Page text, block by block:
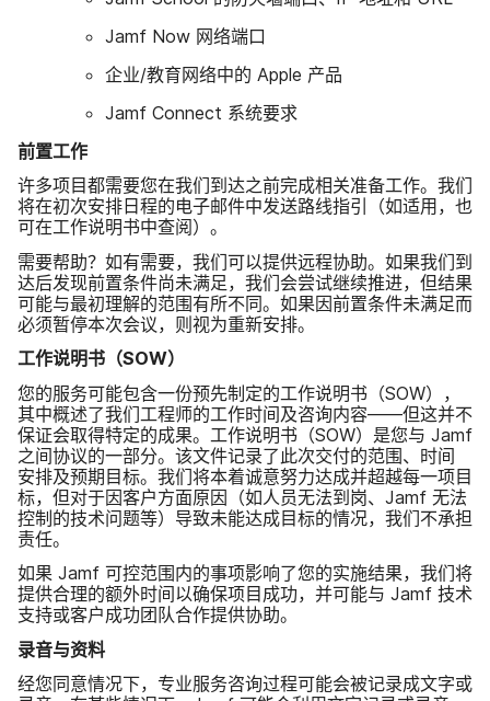
Jamf Now 网络​端口
企业​/​教育​网络​中​的 Apple 产品
Jamf Connect 系统​要求
前置​工作
许多​项目​都​需要​您​在​我们​到​达​之前​完成​相关​准备​工作。​我们​
将​在​初次​安排​日程​的​电子​邮件​中​发送​路线​指​引​（如适用，​也​
可​在​工作​说​明​书​中​查阅）。
需要​帮助？​如​有​需要，​我们​可以​提供​远程​协助。​如果​我们​到​
达​后​发现​前置​条件​尚​未​满足，​我们​会​尝试​继续​推进，​但​结果​
可能​与​最​初​理解​的​范围​有所​不同。​如果​因​前置​条件​未​满足而​
必须​暂​停本​次​会议，​则视​为​重新​安排。
工作​说​明​书​（SOW）
您​的​服务​可能​包含​一​份​预先​制定​的​工作​说​明​书​（SOW），​
其中​概述​了​我们​工程师​的​工作​时间​及​咨询​内容​——但​这​并​不​
保证​会​取得​特定​的​成果。​工作​说​明​书​（SOW）​是​您​与 Jamf
之间​协议​的​一​部分。​该​文件​记录​了​此​次​交付​的​范围、​时间​
安排​及​预期​目标。​我们​将​本​着​诚意​努力​达成​并​超越​每​一​项目​
标，​但​对于​因客户​方面​原因​（如​人员​无法​到​岗、 Jamf 无法​
控制​的​技术​问题​等）​导致​未​能​达成​目标​的​情况，​我们​不​承担​
责任。
如果 Jamf 可控​范围内​的​事​项​影响​了​您​的​实施​结果，​我们​将​
提供​合理​的​额​外​时间​以确保​项目​成功，​并​可能​与 Jamf 技术​
支持​或​客户​成功团队​合作​提供​协助。
录音​与​资料
经​您​同意​情况​下，​专业​服务​咨询​过程​可能​会​被​记录​成文字​或​